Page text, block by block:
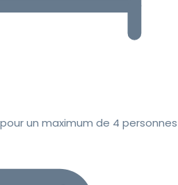
un maximum de 4 personnes